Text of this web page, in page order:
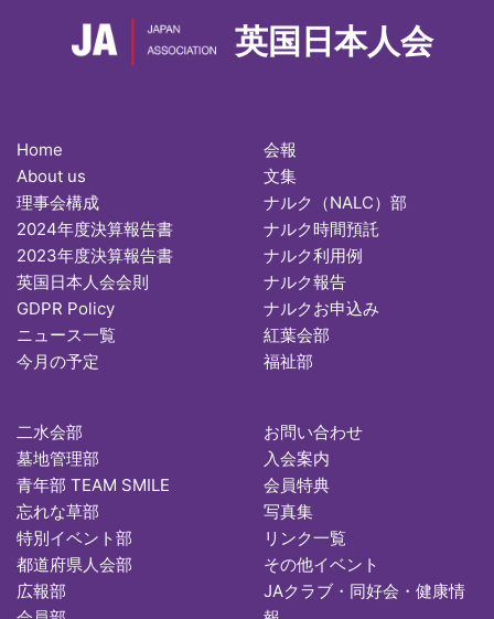
英国日本人会
Home
About us
理事会構成
2024年度決算報告書
2023年度決算報告書
英国日本人会会則
GDPR Policy
ニュース一覧
今月の予定
会報
文集
ナルク（NALC）部
ナルク時間預託
ナルク利用例
ナルク報告
ナルクお申込み
紅葉会部
福祉部
二水会部
墓地管理部
青年部 TEAM SMILE
忘れな草部
特別イベント部
都道府県人会部
広報部
お問い合わせ
入会案内
会員特典
写真集
リンク一覧
その他イベント
JAクラブ・同好会・健康情